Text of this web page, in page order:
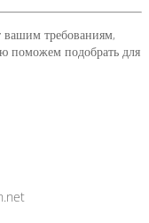
вашим требованиям,
поможем подобрать для